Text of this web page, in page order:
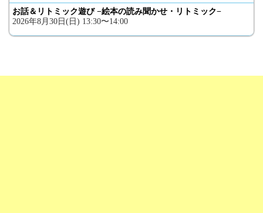
お話＆リトミック遊び −絵本の読み聞かせ・リトミック−
2026年8月30日(日) 13:30〜14:00